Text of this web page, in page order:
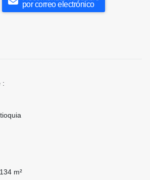
por correo electrónico
:
134 m²